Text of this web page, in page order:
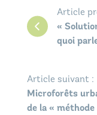
Article
«
quoi
Article suivant :
Microforêts
de la «